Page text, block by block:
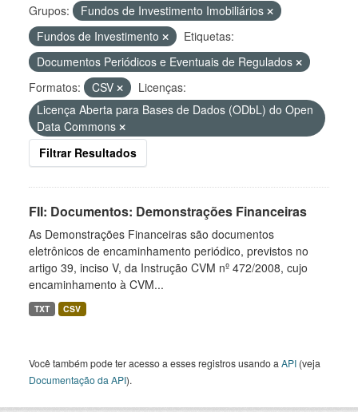
Grupos:
Fundos de Investimento Imobiliários
Fundos de Investimento
Etiquetas:
Documentos Periódicos e Eventuais de Regulados
Formatos:
CSV
Licenças:
Licença Aberta para Bases de Dados (ODbL) do Open
Data Commons
Filtrar Resultados
FII: Documentos: Demonstrações Financeiras
As Demonstrações Financeiras são documentos
eletrônicos de encaminhamento periódico, previstos no
artigo 39, inciso V, da Instrução CVM nº 472/2008, cujo
encaminhamento à CVM...
TXT CSV
Você também pode ter acesso a esses registros usando a API (veja
Documentação da API).